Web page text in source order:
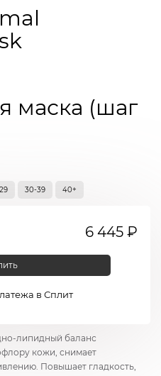
маска (шаг
30-39 40+
6 445 ₽
в Сплит
липидный баланс
кожи, снимает
Повышает гладкость,